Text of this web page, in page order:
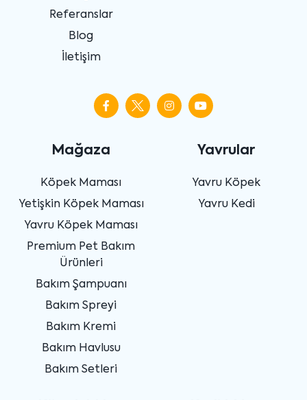
Referanslar
Blog
İletişim
Mağaza
Köpek Maması
Yetişkin Köpek Maması
Yavru Köpek Maması
Premium Pet Bakım
Ürünleri
Bakım Şampuanı
Bakım Spreyi
Bakım Kremi
Bakım Havlusu
Bakım Setleri
Yavrular
Yavru Köpek
Yavru Kedi